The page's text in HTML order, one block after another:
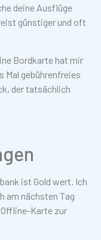
deine Ausflüge
günstiger und oft
Bordkarte hat mir
Mal gebührenfreies
der tatsächlich
ist Gold wert. Ich
am nächsten Tag
Karte zur